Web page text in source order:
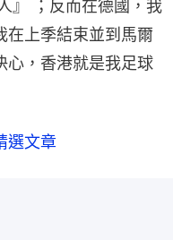
』 ；反而在德國，我
在上季結束並到馬爾
心，香港就是我足球
選文章